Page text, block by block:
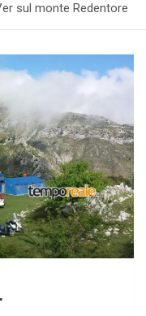
sul monte Redentore